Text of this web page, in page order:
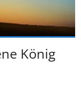
König